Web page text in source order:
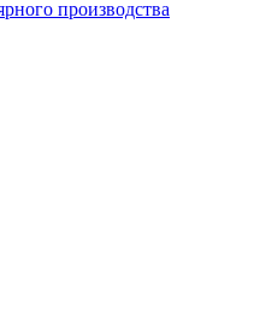
производства